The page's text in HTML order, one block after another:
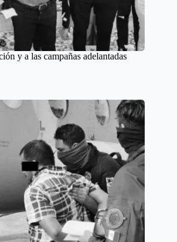
y a las campañas adelantadas